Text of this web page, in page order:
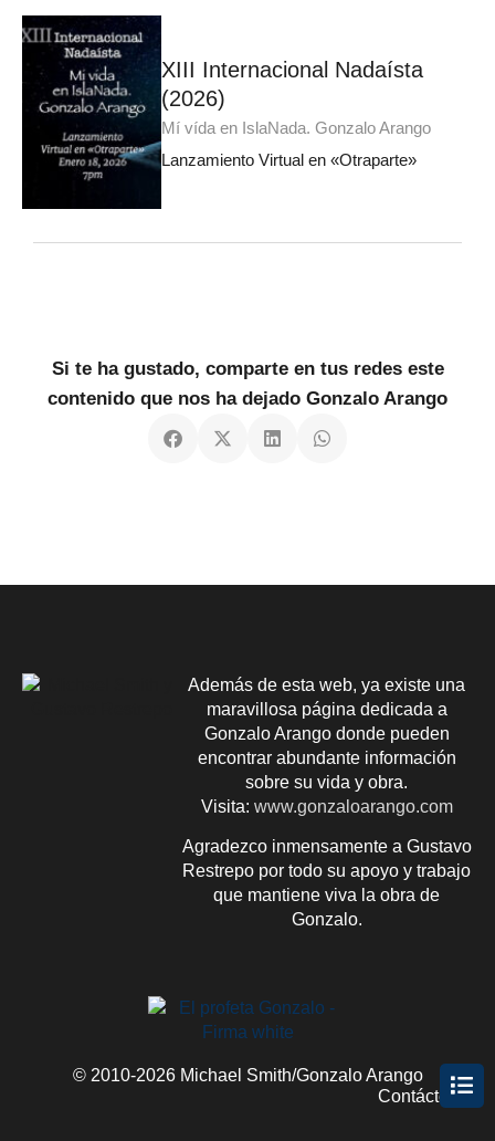
XIII Internacional Nadaísta
(2026)
Mí vída en IslaNada. Gonzalo Arango
Lanzamiento Virtual en «Otraparte»
Si te ha gustado, comparte en tus redes este
contenido que nos ha dejado Gonzalo Arango
Además de esta web, ya existe una
maravillosa página dedicada a
Gonzalo Arango donde pueden
encontrar abundante información
sobre su vida y obra.
Visita: www.gonzaloarango.com
Agradezco inmensamente a Gustavo
Restrepo por todo su apoyo y trabajo
que mantiene viva la obra de
Gonzalo.
© 2010-2026 Michael Smith/Gonzalo Arango
Contácteme